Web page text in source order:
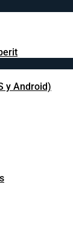
y Android)